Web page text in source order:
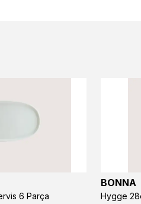
6 Parça
BONNA
Hygge